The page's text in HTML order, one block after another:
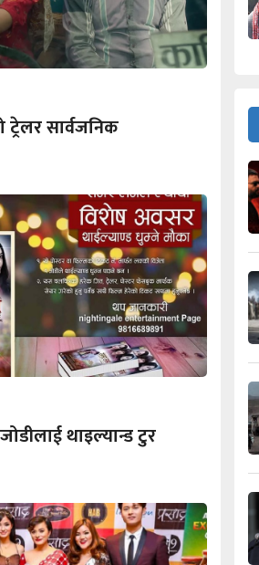
सार्वजनिक
थाइल्यान्ड टुर